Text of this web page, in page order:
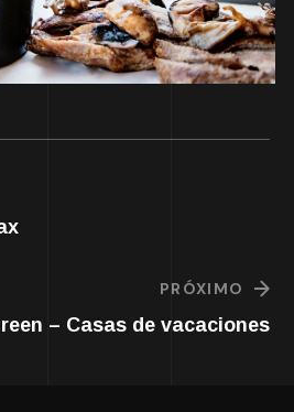
PRÓXIMO
– Casas de vacaciones